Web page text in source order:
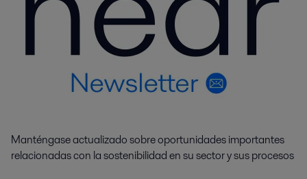
Manténgase actualizado sobre oportunidades importantes
relacionadas con la sostenibilidad en su sector y sus procesos